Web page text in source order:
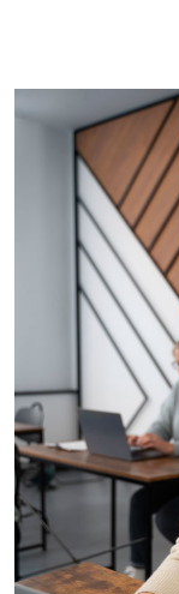
Imagem de capa